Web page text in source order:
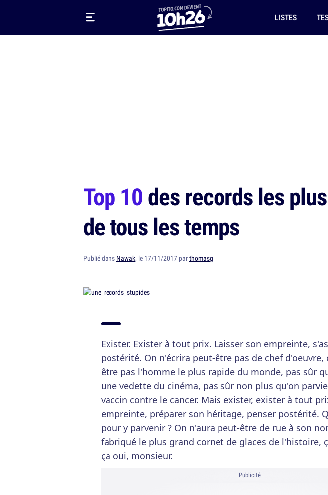
LISTES
Top 10des records les
de tous les temps
Publié dans Nawak, le 17/11/2017 parthomasg
Exister. Exister à tout prix. Laisser son empreinte,
postérité. On n'écrira peut-être pas de chef d'oeuvre,
être pas l'homme le plus rapide du monde, pas sûr
une vedette du cinéma, pas sûr non plus qu'on
vaccin contre le cancer. Mais exister, exister à tout
empreinte, préparer son héritage, penser postérité.
pour y parvenir ? On n'aura peut-être de rue à son
fabriqué le plus grand cornet de glaces de l'histoire,
ça oui, monsieur.
Publicité